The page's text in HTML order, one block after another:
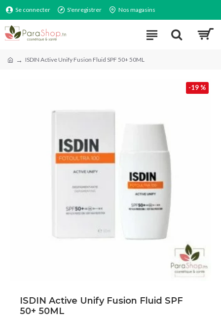
Se connecter S'enregistrer Nos magasins
ISDIN Active Unify Fusion Fluid SPF 50+ 50ML
-19 %
ISDIN Active Unify Fusion Fluid SPF
50+ 50ML